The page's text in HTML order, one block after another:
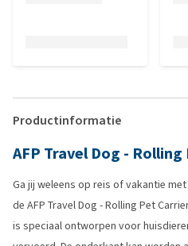
Productinformatie
AFP Travel Dog -
Ga jij weleens op reis of vakantie
de AFP Travel Dog - Rolling Pet
is speciaal ontworpen voor